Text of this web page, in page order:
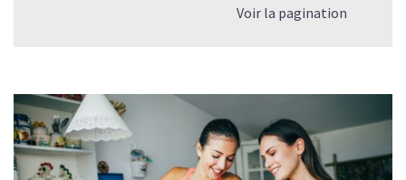
Voir la pagination